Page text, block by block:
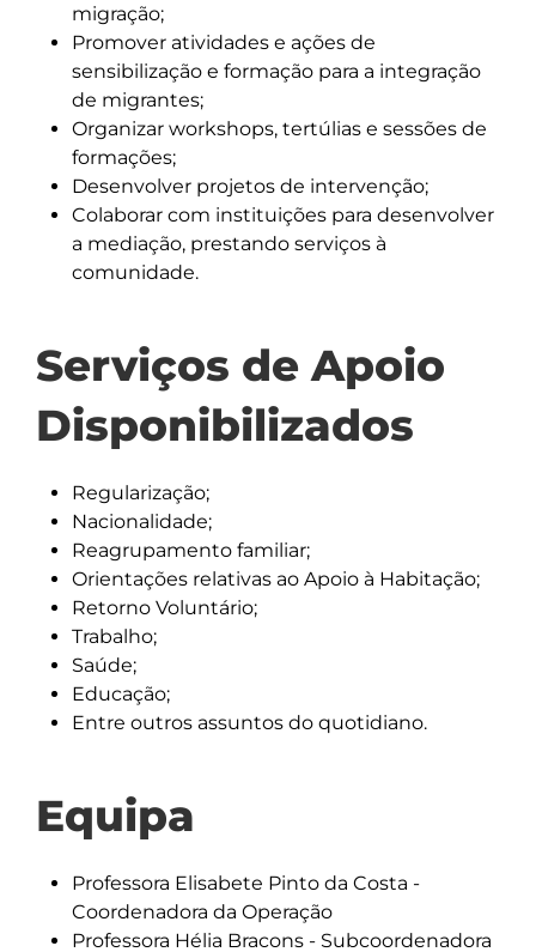
migração;
Promover atividades e ações de
sensibilização e formação para a integração
de migrantes;
Organizar workshops, tertúlias e sessões de
formações;
Desenvolver projetos de intervenção;
Colaborar com instituições para desenvolver
a mediação, prestando serviços à
comunidade.
Serviços de Apoio
Disponibilizados
Regularização;
Nacionalidade;
Reagrupamento familiar;
Orientações relativas ao Apoio à Habitação;
Retorno Voluntário;
Trabalho;
Saúde;
Educação;
Entre outros assuntos do quotidiano.
Equipa
Professora Elisabete Pinto da Costa -
Coordenadora da Operação
Professora Hélia Bracons - Subcoordenadora